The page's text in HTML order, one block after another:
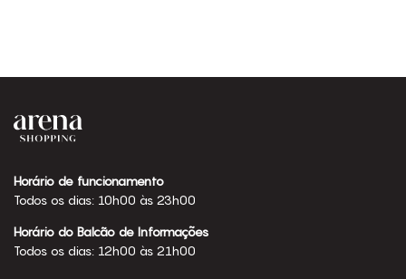
Horário de funcionamento
Todos os dias: 10h00 às 23h00
Horário do Balcão de Informações
Todos os dias: 12h00 às 21h00